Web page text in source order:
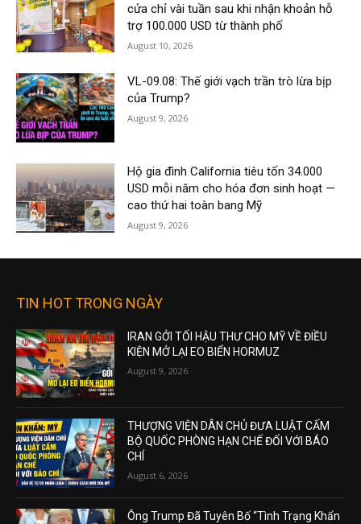
cửa chỉ vài tuần sau khi nhận khoản hỗ
trợ 100.000 USD từ thành phố
August 10, 2026
VL-09.08: Thế giới vạch trần trò lừa bịp
của Trump?
August 9, 2026
Hộ gia đình California tiêu tốn 34.000
USD mỗi năm cho hóa đơn sinh hoạt —
cao thứ hai toàn bang Mỹ
August 9, 2026
TIN HOT TRONG NGÀY
IRAN GỞI TỐI HẬU THƯ CHO MỸ VỀ ĐIỀU
KIỆN MỞ LẠI EO BIỂN HORMUZ
August 9, 2026
THƯỢNG VIỆN DÂN CHỦ ĐƯA LUẬT CẤM
BỘ QUỐC PHÒNG HẠN CHẾ ĐỐI VỚI BÁO
CHÍ
August 6, 2026
Ông Trump Đã Tuyên Bố “Tình Trạng Khẩn